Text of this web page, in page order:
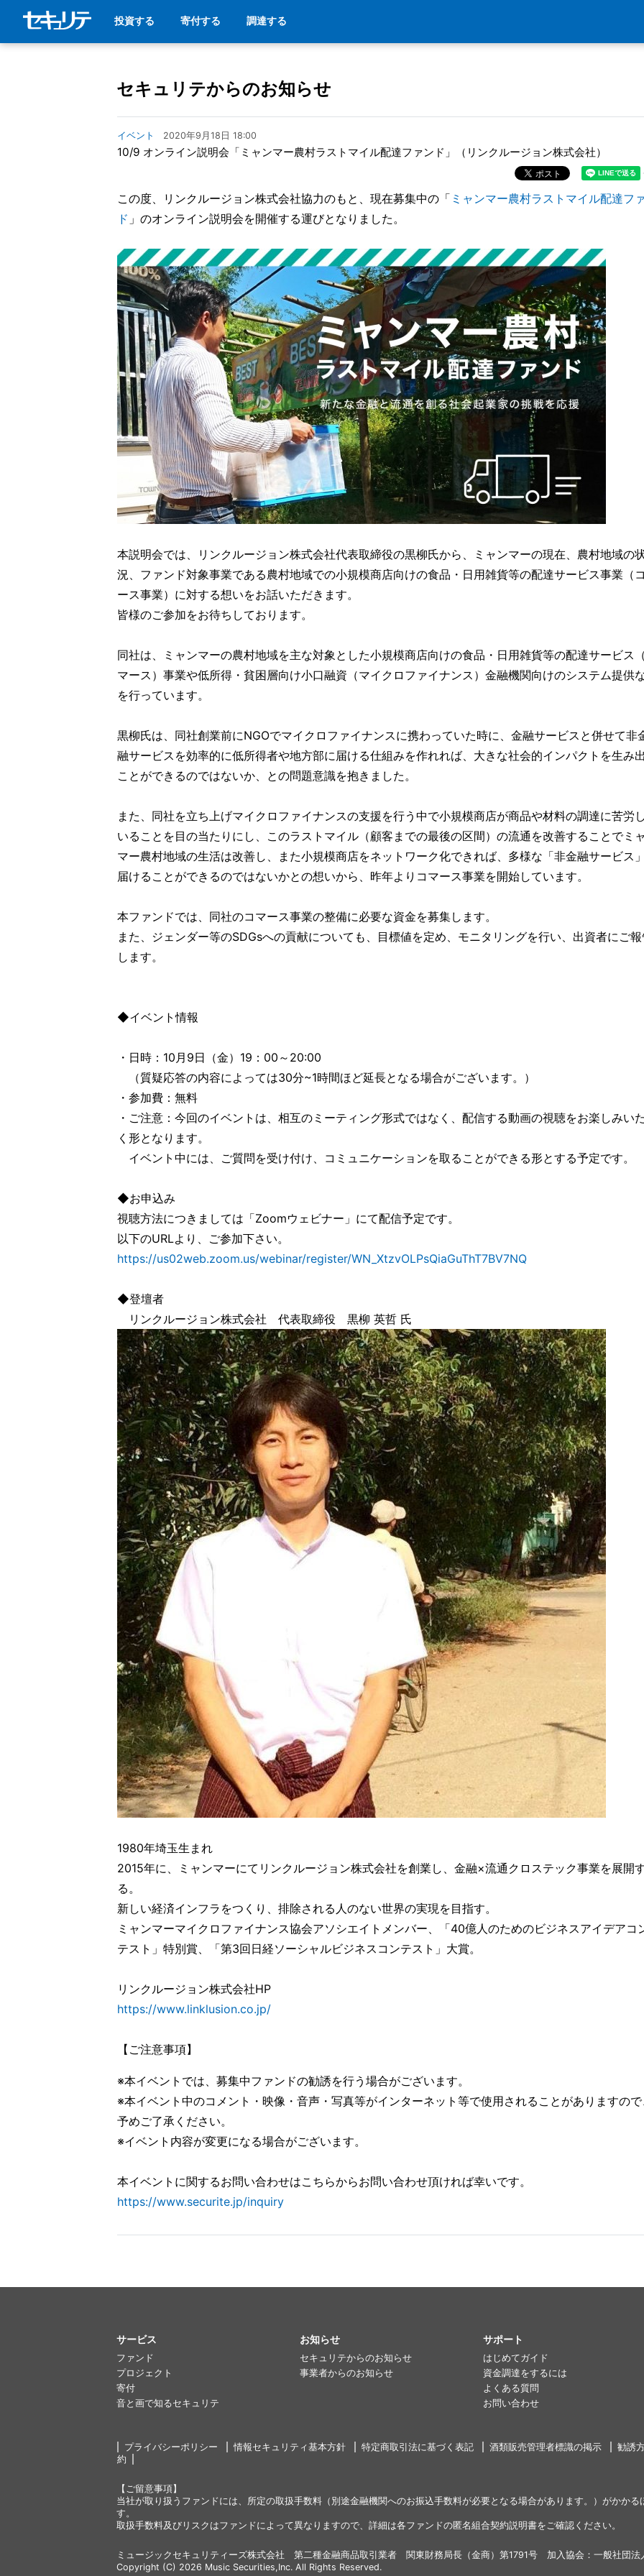
投資する 寄付する 調達する
セキュリテからのお知らせ
イベント 2020年9月18日 18:00
10/9 オンライン説明会「ミャンマー農村ラストマイル配達ファンド」（リンクルージョン株式会社）
この度、リンクルージョン株式会社協力のもと、現在募集中の「 ミャンマー農村ラストマイル配達フ
ド 」のオンライン説明会を開催する運びとなりました。
本説明会では、リンクルージョン株式会社代表取締役の黒柳氏から、ミャンマーの現在、農村地域の
況、ファンド対象事業である農村地域での小規模商店向けの食品・日用雑貨等の配達サービス事業（
ース事業）に対する想いをお話いただきます。
皆様のご参加をお待ちしております。
同社は、ミャンマーの農村地域を主な対象とした小規模商店向けの食品・日用雑貨等の配達サービス
マース）事業や低所得・貧困層向け小口融資（マイクロファイナンス）金融機関向けのシステム提供
を行っています。
黒柳氏は、同社創業前にNGOでマイクロファイナンスに携わっていた時に、金融サービスと併せて非
融サービスを効率的に低所得者や地方部に届ける仕組みを作れれば、大きな社会的インパクトを生み
ことができるのではないか、との問題意識を抱きました。
また、同社を立ち上げマイクロファイナンスの支援を行う中で小規模商店が商品や材料の調達に苦労
いることを目の当たりにし、このラストマイル（顧客までの最後の区間）の流通を改善することでミ
マー農村地域の生活は改善し、また小規模商店をネットワーク化できれば、多様な「非金融サービス
届けることができるのではないかとの想いから、昨年よりコマース事業を開始しています。
本ファンドでは、同社のコマース事業の整備に必要な資金を募集します。
また、ジェンダー等のSDGsへの貢献についても、目標値を定め、モニタリングを行い、出資者にご
します。
◆イベント情報
・日時：10月9日（金）19：00～20:00
（質疑応答の内容によっては30分~1時間ほど延長となる場合がございます。）
・参加費：無料
・ご注意：今回のイベントは、相互のミーティング形式ではなく、配信する動画の視聴をお楽しみい
く形となります。
イベント中には、ご質問を受け付け、コミュニケーションを取ることができる形とする予定です。
◆お申込み
視聴方法につきましては「Zoomウェビナー」にて配信予定です。
以下のURLより、ご参加下さい。
https://us02web.zoom.us/webinar/register/WN_XtzvOLPsQiaGuThT7BV7NQ
◆登壇者
リンクルージョン株式会社 代表取締役 黒柳 英哲 氏
1980年埼玉生まれ
2015年に、ミャンマーにてリンクルージョン株式会社を創業し、金融×流通クロステック事業を展開
る。
新しい経済インフラをつくり、排除される人のない世界の実現を目指す。
ミャンマーマイクロファイナンス協会アソシエイトメンバー、「40億人のためのビジネスアイデアコ
テスト」特別賞、「第3回日経ソーシャルビジネスコンテスト」大賞。
リンクルージョン株式会社HP
https://www.linklusion.co.jp/
【ご注意事項】
※本イベントでは、募集中ファンドの勧誘を行う場合がございます。
※本イベント中のコメント・映像・音声・写真等がインターネット等で使用されることがありますの
予めご了承ください。
※イベント内容が変更になる場合がございます。
本イベントに関するお問い合わせはこちらからお問い合わせ頂ければ幸いです。
https://www.securite.jp/inquiry
サービス
ファンド
プロジェクト
寄付
音と画で知るセキュリテ
お知らせ
セキュリテからのお知らせ
事業者からのお知らせ
サポート
はじめてガイド
資金調達をするには
よくある質問
お問い合わせ
プライバシーポリシー 情報セキュリティ基本方針 特定商取引法に基づく表記 酒類販売管理者標識の掲示
勧誘
約
【ご留意事項】
当社が取り扱うファンドには、所定の取扱手数料（別途金融機関へのお振込手数料が必要となる場合があります。）がかか
す。
取扱手数料及びリスクはファンドによって異なりますので、詳細は各ファンドの匿名組合契約説明書をご確認ください。
ミュージックセキュリティーズ株式会社 第二種金融商品取引業者 関東財務局長（金商）第1791号 加入協会：一般社団法
Copyright (C) 2026 Music Securities,Inc. All Rights Reserved.